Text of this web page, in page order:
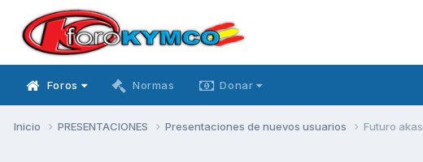
Foros Normas Donar
Inicio PRESENTACIONES Presentaciones de nuevos usuarios Futuro